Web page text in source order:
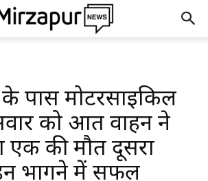
पास मोटरसाइकिल
को अज्ञात वाहन ने
एक की मौत दूसरा
भागने में सफल